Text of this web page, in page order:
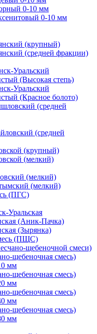
0-10 мм
0-10 мм
(крупный)
(средней фракции)
Уральский
(Высокая степь)
Уральский
(Красное болото)
(средней
(средней
(крупный)
(мелкий)
(мелкий)
(мелкий)
(ПГС)
Уральская
(Аник-Пачка)
(Зырянка)
(ПЩС)
щебеночной смеси)
щебеночная смесь)
мм
щебеночная смесь)
мм
щебеночная смесь)
мм
щебеночная смесь)
мм